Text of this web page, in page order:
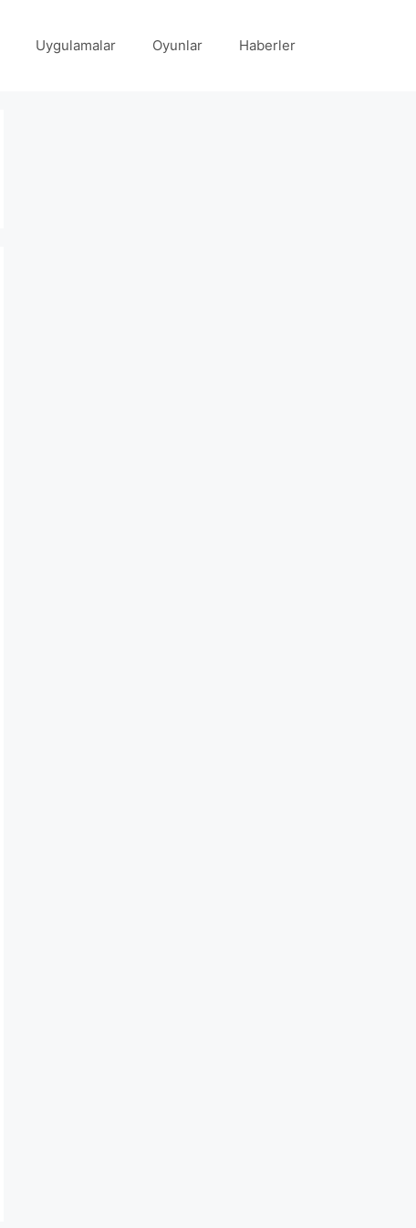
Uygulamalar Oyunlar Haberler